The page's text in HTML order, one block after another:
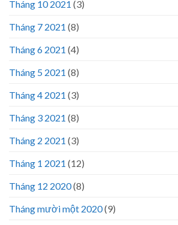
Tháng 10 2021 (3)
Tháng 7 2021 (8)
Tháng 6 2021 (4)
Tháng 5 2021 (8)
Tháng 4 2021 (3)
Tháng 3 2021 (8)
Tháng 2 2021 (3)
Tháng 1 2021 (12)
Tháng 12 2020(8)
Tháng mười một 2020(9)